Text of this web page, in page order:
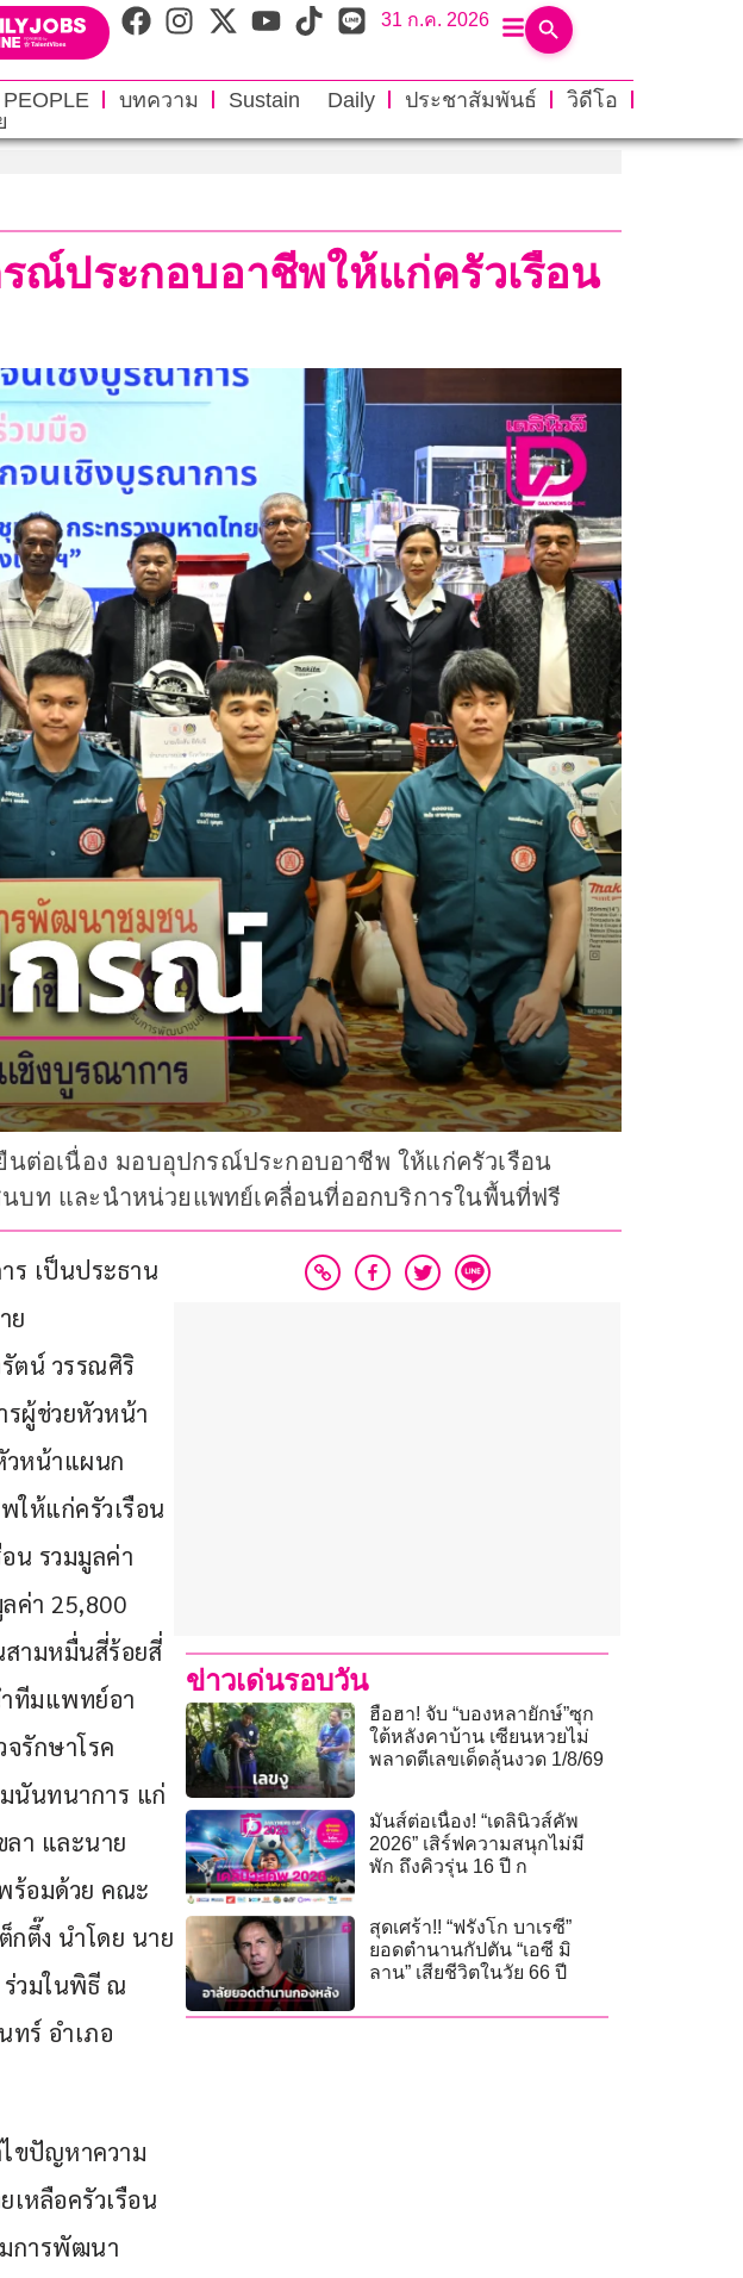
31 ก.ค. 2026
PEOPLE บทความ Sustain Daily ประชาสัมพันธ์
วิดีโอ
ณ์ประกอบอาชีพให้แก่ครัวเรือน
ต่อเนื่อง มอบอุปกรณ์ประกอบอาชีพ ให้แก่ครัวเรือน
บท และนำหน่วยแพทย์เคลื่อนที่ออกบริการในพื้นที่ฟรี
ร เป็นประธาน
ย
ตน์ วรรณศิริ
ผู้ช่วยหัวหน้า
วหน้าแผนก
ห้แก่ครัวเรือน
น รวมมูลค่า
ค่า 25,800
สามหมื่นสี่ร้อยสี่
ทีมแพทย์อา
รักษาโรค
นันทนาการ แก่
ลา และนาย
ร้อมด้วย คณะ
ตึ๊ง นำโดย นาย
วมในพิธี ณ
ทร์ อำเภอ
ไขปัญหาความ
หลือครัวเรือน
การพัฒนา
ข่าวเด่นรอบวัน
ฮือฮา! จับ “บองหลายักษ์”ซุก
ใต้หลังคาบ้าน เซียนหวยไม่
พลาดตีเลขเด็ดลุ้นงวด 1/8/69
มันส์ต่อเนื่อง! “เดลินิวส์คัพ
2026” เสิร์ฟความสนุกไม่มี
พัก ถึงคิวรุ่น 16 ปี ก
สุดเศร้า!! “ฟรังโก บาเรซี”
ยอดตำนานกัปตัน “เอซี มิ
ลาน” เสียชีวิตในวัย 66 ปี